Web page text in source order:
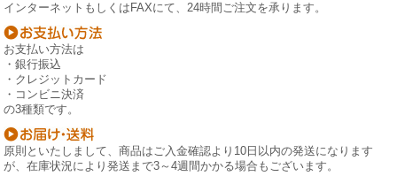
インターネットもしくはFAXにて、24時間ご注文を承ります。
お支払い方法は
・銀行振込
・クレジットカード
・コンビニ決済
の3種類です。
原則といたしまして、商品はご入金確認より10日以内の発送になります
が、在庫状況により発送まで3～4週間かかる場合もございます。